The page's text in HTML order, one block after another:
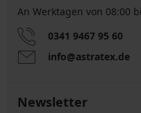
An Werktagen von 08:00
0341 9467 95 60
info@astratex.de
Newsletter